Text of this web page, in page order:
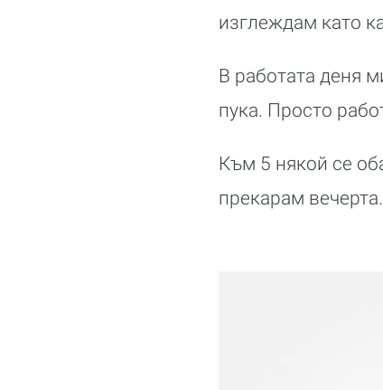
изглеждам като
В работата деня
пука. Просто
Към 5 някой се
прекарам вечерта.